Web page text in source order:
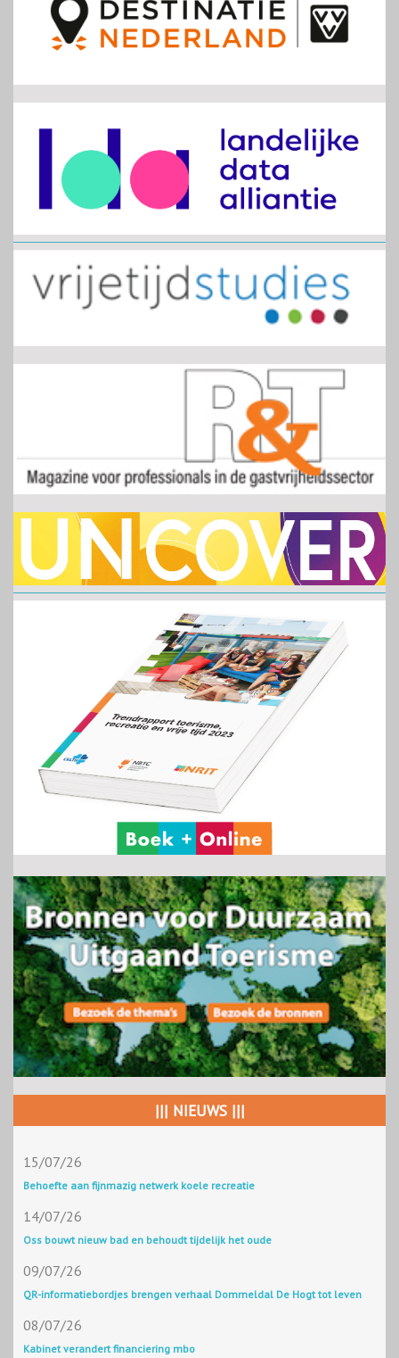
||| NIEUWS |||
15/07/26
Behoefte aan fijnmazig netwerk koele recreatie
14/07/26
Oss bouwt nieuw bad en behoudt tijdelijk het oude
09/07/26
QR-informatiebordjes brengen verhaal Dommeldal De Hogt tot leven
08/07/26
Kabinet verandert financiering mbo